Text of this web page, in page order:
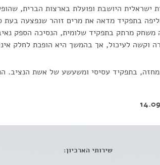
ישראלית היושבת ופועלת בארצות הברית,
בתפקיד מדאה את מרים זוהר שנפצעה בעת
משחק מרתק בתפקיד שלומית, הנסיכה הספק
וקשה לעיכול, אך בהמשך היא הופכת לחלק
בתפקיד עסיסי ומשעשע של אשת הנציב.
שירותי הארכיון: